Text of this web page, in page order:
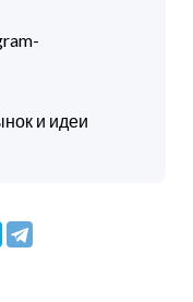
и идеи